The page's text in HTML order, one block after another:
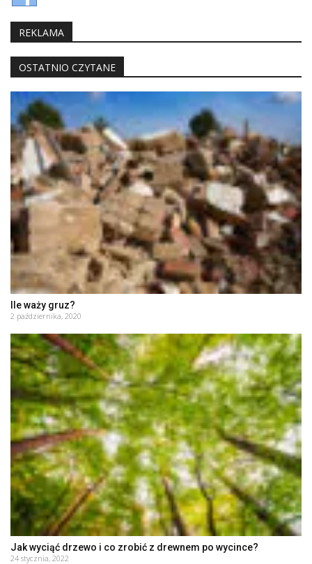
REKLAMA
OSTATNIO CZYTANE
Ile waży gruz?
2 października, 2020
Jak wyciąć drzewo i co zrobić z drewnem po wycince?
24 stycznia, 2022